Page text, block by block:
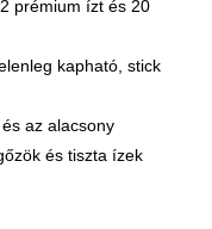
prémium ízt és 20
kapható, stick
az alacsony
és tiszta ízek